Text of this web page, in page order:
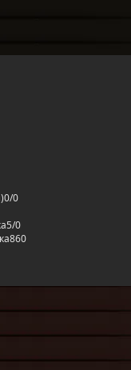
0/0
5/0
860